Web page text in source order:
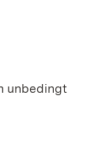
unbedingt